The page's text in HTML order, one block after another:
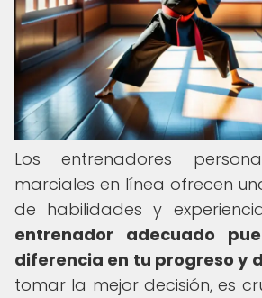
Los entrenadores
marciales en línea ofrecen
de habilidades y
entrenador adecuado
diferencia en tu progreso y
tomar la mejor decisión, es